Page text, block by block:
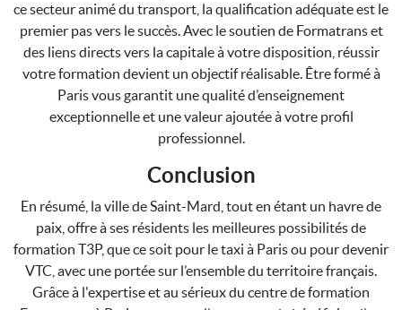
ce secteur animé du transport, la qualification adéquate est le
premier pas vers le succès. Avec le soutien de Formatrans et
des liens directs vers la capitale à votre disposition, réussir
votre formation devient un objectif réalisable. Être formé à
Paris vous garantit une qualité d’enseignement
exceptionnelle et une valeur ajoutée à votre profil
professionnel.
Conclusion
En résumé, la ville de Saint-Mard, tout en étant un havre de
paix, offre à ses résidents les meilleures possibilités de
formation T3P, que ce soit pour le taxi à Paris ou pour devenir
VTC, avec une portée sur l’ensemble du territoire français.
Grâce à l'expertise et au sérieux du centre de formation